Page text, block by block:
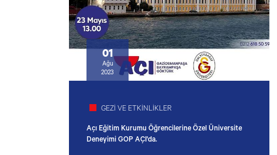
GEZİ VE ETKİNLİKLER
Açı Eğitim Kurumu Öğrencilerine Özel Üniversite
Deneyimi GOP AÇI'da.
01
Ağu
2023